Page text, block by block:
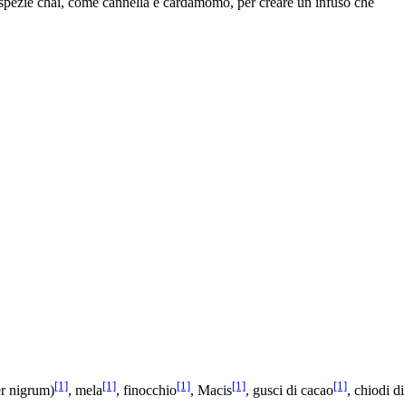
nigrum)[1], mela[1], finocchio[1], Macis[1], gusci di cacao[1], chiodi di